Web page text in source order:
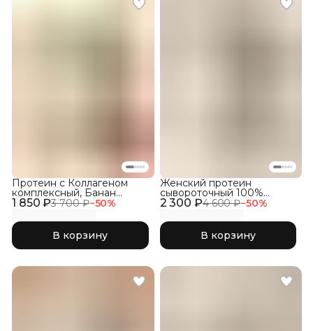
1 850 ₽3 700 ₽−50%
Протеин с Коллагеном
комплексный, Банан
клубника
В корзину
2 300 ₽4 600 ₽−50%
Женский протеин
сывороточный 100%
WHEY со вкусом Пломбир
В корзину